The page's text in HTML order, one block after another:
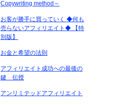
Copywriting method～
お客が勝手に買っていく ◆何も
売らないアフィリエイト◆ 【特
別版】
お金と希望の法則
アフィリエイト成功への最後の
鍵 伝授
アンリミテッドアフィリエイト